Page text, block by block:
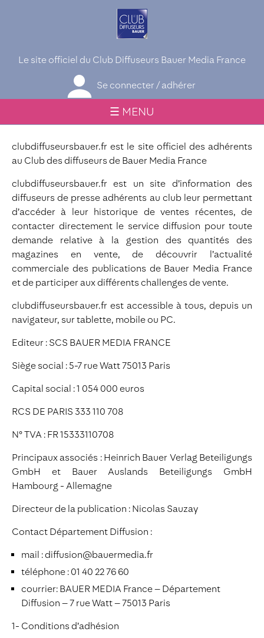
Le site officiel du Club Diffuseurs Bauer Media France
Se connecter / adhérer
☰ MENU
clubdiffuseursbauer.fr est le site officiel des adhérents
au Club des diffuseurs de Bauer Media France
clubdiffuseursbauer.fr est un site d’information des
diffuseurs de presse adhérents au club leur permettant
d’accéder à leur historique de ventes récentes, de
contacter directement le service diffusion pour toute
demande relative à la gestion des quantités des
magazines en vente, de découvrir l’actualité
commerciale des publications de Bauer Media France
et de participer aux différents challenges de vente.
clubdiffuseursbauer.fr est accessible à tous, depuis un
navigateur, sur tablette, mobile ou PC.
Editeur : SCS BAUER MEDIA FRANCE
Siège social : 5-7 rue Watt 75013 Paris
Capital social : 1 054 000 euros
RCS DE PARIS 333 110 708
N° TVA : FR 15333110708
Principaux associés : Heinrich Bauer Verlag Beteiligungs
GmbH et Bauer Auslands Beteiligungs GmbH
Hambourg - Allemagne
Directeur de la publication : Nicolas Sauzay
Contact Département Diffusion :
mail : diffusion@bauermedia.fr
téléphone : 01 40 22 76 60
courrier: BAUER MEDIA France – Département
Diffusion – 7 rue Watt – 75013 Paris
1- Conditions d’adhésion